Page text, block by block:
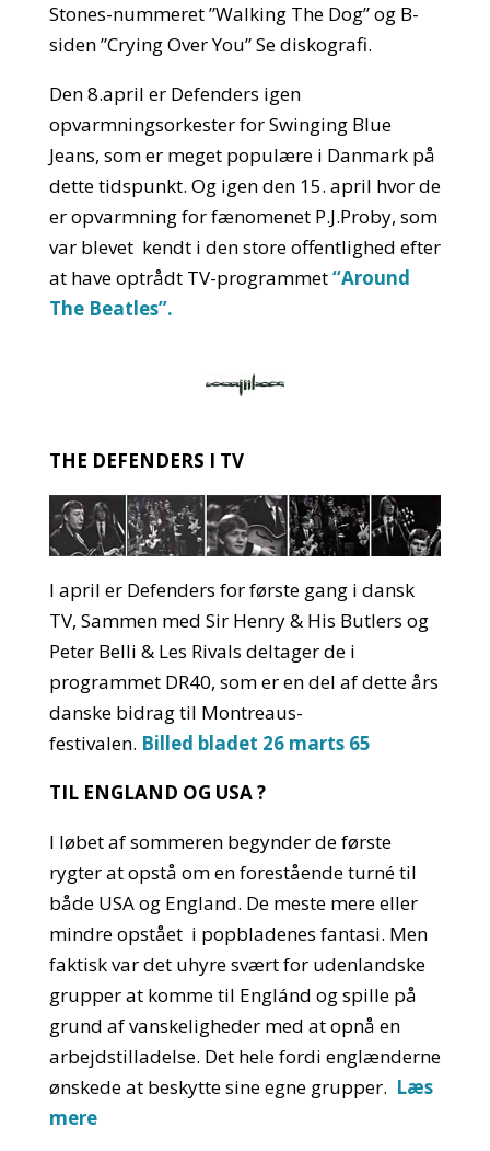
Stones-nummeret ”Walking The Dog” og B-
siden ”Crying Over You” Se diskografi.
Den 8.april er Defenders igen
opvarmningsorkester for Swinging Blue
Jeans, som er meget populære i Danmark på
dette tidspunkt. Og igen den 15. april hvor de
er opvarmning for fænomenet P.J.Proby, som
var blevet kendt i den store offentlighed efter
at have optrådt TV-programmet“Around
The Beatles”.
THE DEFENDERS I TV
I april er Defenders for første gang i dansk
TV, Sammen med Sir Henry & His Butlers og
Peter Belli & Les Rivals deltager de i
programmet DR40, som er en del af dette års
danske bidrag til Montreaus-
festivalen. Billed bladet 26 marts 65
TIL ENGLAND OG USA ?
I løbet af sommeren begynder de første
rygter at opstå om en forestående turné til
både USA og England. De meste mere eller
mindre opstået i popbladenes fantasi. Men
faktisk var det uhyre svært for udenlandske
grupper at komme til Englánd og spille på
grund af vanskeligheder med at opnå en
arbejdstilladelse. Det hele fordi englænderne
ønskede at beskytte sine egne grupper. Læs
mere